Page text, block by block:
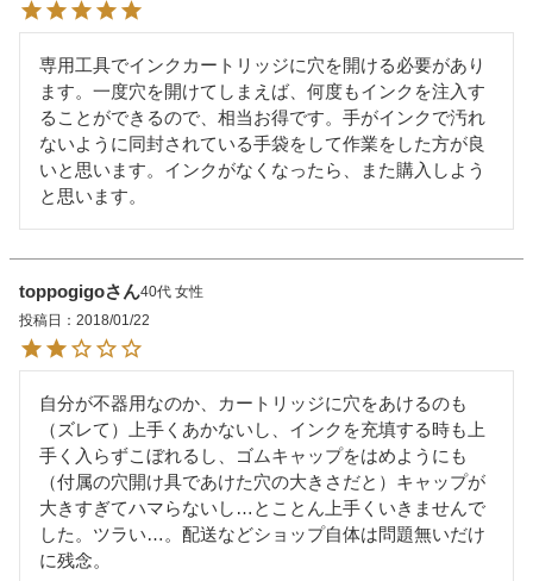
専用工具でインクカートリッジに穴を開ける必要があり
ます。一度穴を開けてしまえば、何度もインクを注入す
ることができるので、相当お得です。手がインクで汚れ
ないように同封されている手袋をして作業をした方が良
いと思います。インクがなくなったら、また購入しよう
と思います。
toppogigo 40代 女性
投稿日
2018/01/22
自分が不器用なのか、カートリッジに穴をあけるのも
（ズレて）上手くあかないし、インクを充填する時も上
手く入らずこぼれるし、ゴムキャップをはめようにも
（付属の穴開け具であけた穴の大きさだと）キャップが
大きすぎてハマらないし…とことん上手くいきませんで
した。ツラい…。配送などショップ自体は問題無いだけ
に残念。